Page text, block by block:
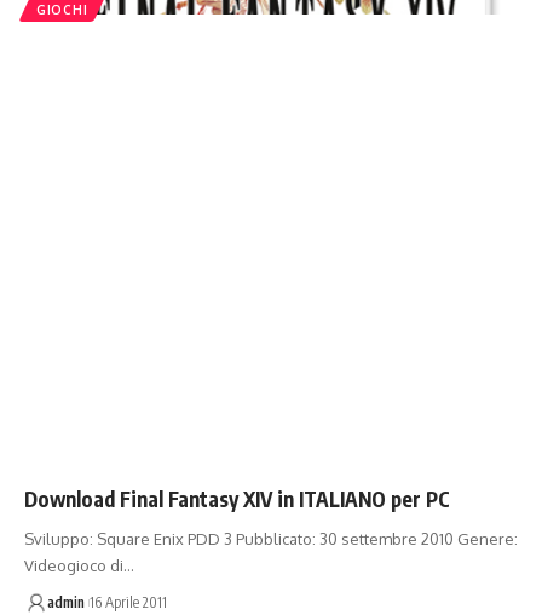
GIOCHI
Download Final Fantasy XIV in ITALIANO per PC
Sviluppo: Square Enix PDD 3 Pubblicato: 30 settembre 2010 Genere:
Videogioco di…
admin 16 Aprile 2011